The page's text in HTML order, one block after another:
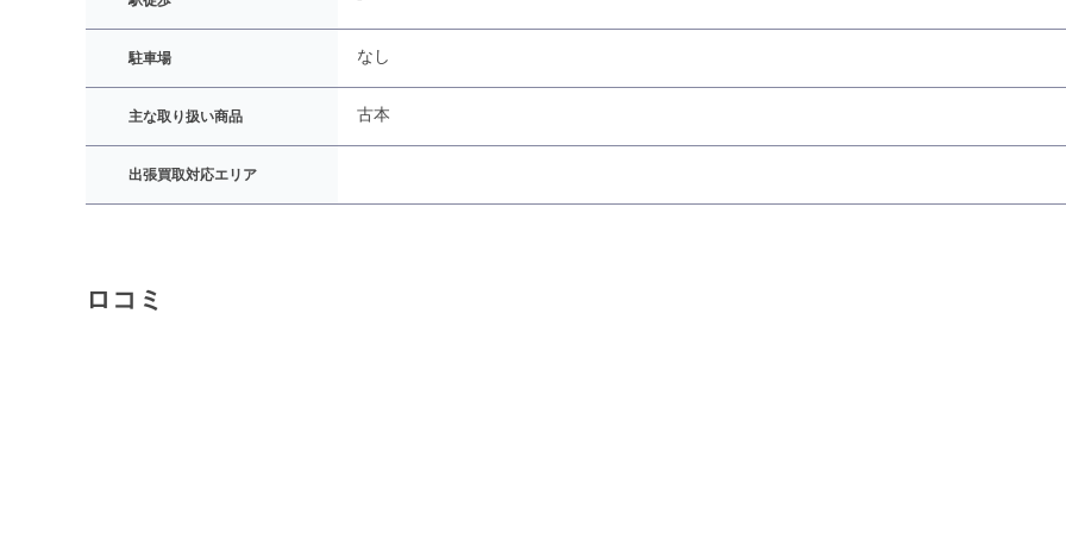
駐車場 なし
主な取り扱い商品 古本
出張買取対応エリア
ロコミ